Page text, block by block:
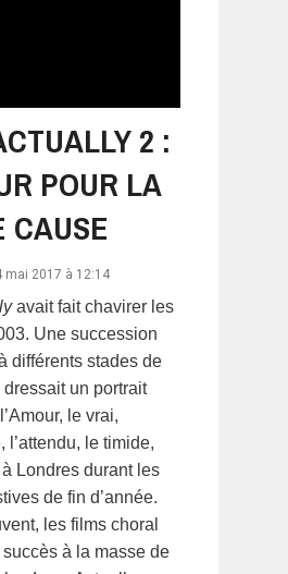
2 :
POUR LA
CAUSE
mai 2017 à 12:14
avait fait chavirer les
Une succession
différents stades de
dressait un portrait
le vrai,
l’attendu, le timide,
Londres durant les
de fin d’année.
les films choral
à la masse de